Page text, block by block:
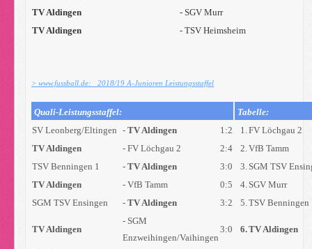
TV Aldingen
- SGV Murr
TV Aldingen
- TSV Heimsheim
> www.fussball.de: 2018/19 A-Junioren Leistungsstaffel
Quali-Leistungsstaffel:
Tabelle:
SV Leonberg/Eltingen
-TV Aldingen 1:2 1. FV Löchgau 2
TV Aldingen
- FV Löchgau 2 2:4 2. VfB Tamm
TSV Benningen 1
-TV Aldingen 3:0 3. SGM TSV
TV Aldingen
- VfB Tamm 0:5 4. SGV Murr
SGM TSV Ensingen
-TV Aldingen 3:2 5. TSV
TV Aldingen
- SGM
Enzweihingen/Vaihingen
3:0 6.TV Aldingen